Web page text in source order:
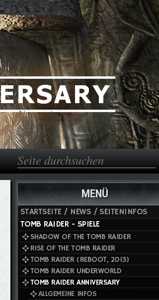
Suchformular
Suche
MENÜ
STARTSEITE / NEWS / SEITENINFOS
TOMB RAIDER - SPIELE
SHADOW OF THE TOMB RAIDER
RISE OF THE TOMB RAIDER
TOMB RAIDER (REBOOT, 2013)
TOMB RAIDER UNDERWORLD
TOMB RAIDER ANNIVERSARY
ALLGEMEINE INFOS